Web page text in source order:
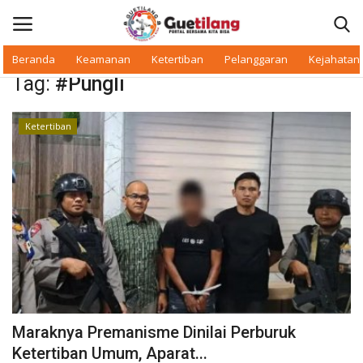
Beranda Keamanan Ketertiban Pelanggaran Kejahatan
Masuk
Beranda
Daerah
Makan Bergizi
Warkop Digital
Pelanggaran
Ketertiban
Tag: #Pungli
Ketertiban
Maraknya Premanisme Dinilai Perburuk
Ketertiban Umum, Aparat...